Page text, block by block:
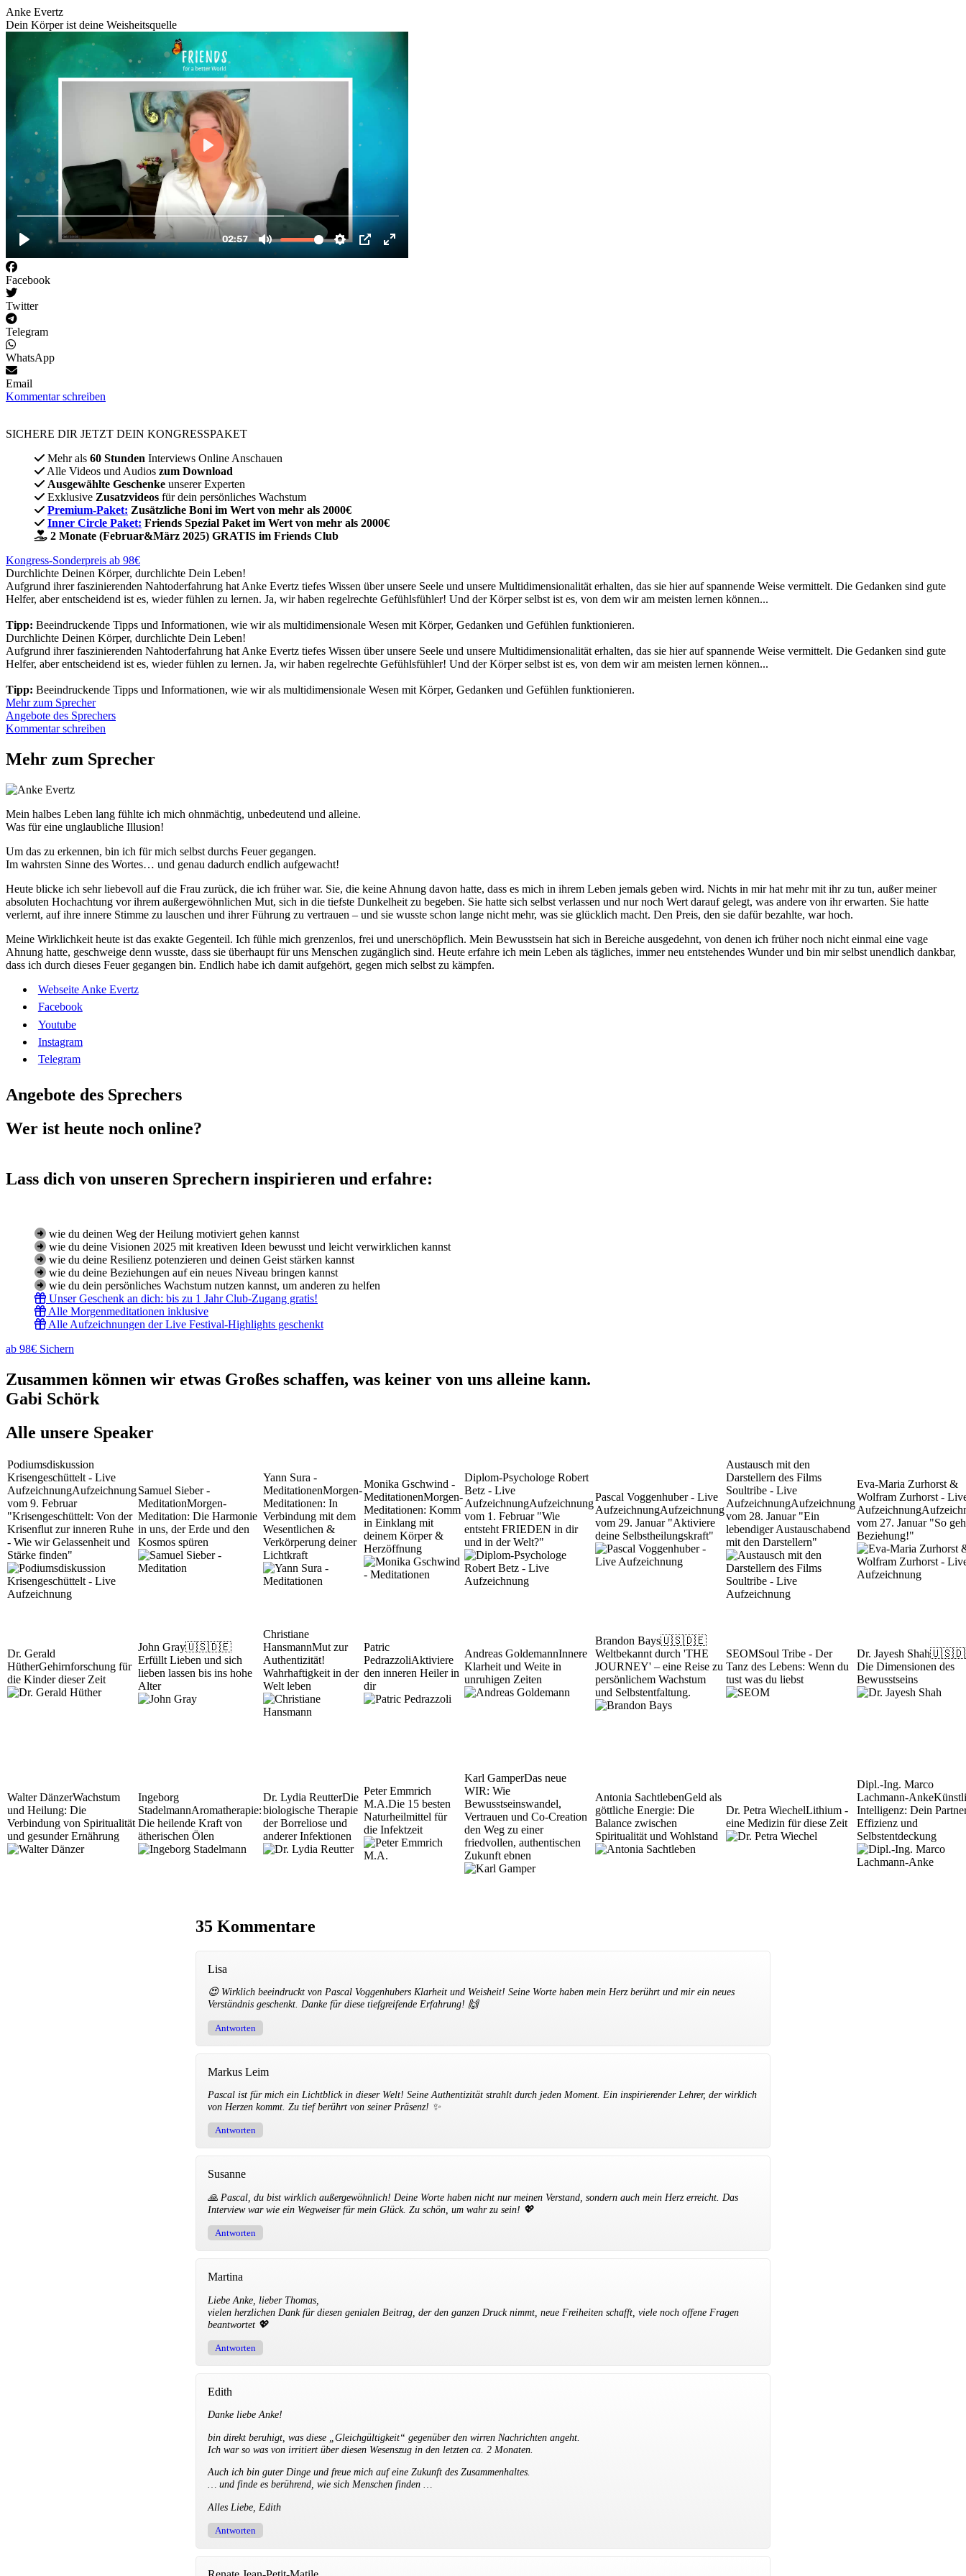
Anke Evertz
Dein Körper ist deine Weisheitsquelle
Facebook
Twitter
Telegram
WhatsApp
Email
Kommentar schreiben
SICHERE DIR JETZT DEIN KONGRESSPAKET​
Mehr als 60 Stunden Interviews Online Anschauen
Alle Videos und Audios zum Download
Ausgewählte Geschenke unserer Experten
Exklusive Zusatzvideos für dein persönliches Wachstum
Premium-Paket: Zusätzliche Boni im Wert von mehr als 2000€
Inner Circle Paket: Friends Spezial Paket im Wert von mehr als 2000€
2 Monate (Februar&März 2025) GRATIS im Friends Club
Kongress-Sonderpreis ab 98€
Durchlichte Deinen Körper, durchlichte Dein Leben!
Aufgrund ihrer faszinierenden Nahtoderfahrung hat Anke Evertz tiefes Wissen über unsere Seele und unsere Multidimensionalität erhalten, das sie hier auf spannende Weise vermittelt. Die Gedanken sind gute
Helfer, aber entscheidend ist es, wieder fühlen zu lernen. Ja, wir haben regelrechte Gefühlsfühler! Und der Körper selbst ist es, von dem wir am meisten lernen können...
Tipp: Beeindruckende Tipps und Informationen, wie wir als multidimensionale Wesen mit Körper, Gedanken und Gefühlen funktionieren.
Durchlichte Deinen Körper, durchlichte Dein Leben!
Aufgrund ihrer faszinierenden Nahtoderfahrung hat Anke Evertz tiefes Wissen über unsere Seele und unsere Multidimensionalität erhalten, das sie hier auf spannende Weise vermittelt. Die Gedanken sind gute
Helfer, aber entscheidend ist es, wieder fühlen zu lernen. Ja, wir haben regelrechte Gefühlsfühler! Und der Körper selbst ist es, von dem wir am meisten lernen können...
Tipp: Beeindruckende Tipps und Informationen, wie wir als multidimensionale Wesen mit Körper, Gedanken und Gefühlen funktionieren.
Mehr zum Sprecher
Angebote des Sprechers
Kommentar schreiben
Mehr zum Sprecher
Mein halbes Leben lang fühlte ich mich ohnmächtig, unbedeutend und alleine.
Was für eine unglaubliche Illusion!
Um das zu erkennen, bin ich für mich selbst durchs Feuer gegangen.
Im wahrsten Sinne des Wortes… und genau dadurch endlich aufgewacht!
Heute blicke ich sehr liebevoll auf die Frau zurück, die ich früher war. Sie, die keine Ahnung davon hatte, dass es mich in ihrem Leben jemals geben wird. Nichts in mir hat mehr mit ihr zu tun, außer meiner
absoluten Hochachtung vor ihrem außergewöhnlichen Mut, sich in die tiefste Dunkelheit zu begeben. Sie hatte sich selbst verlassen und nur noch Wert darauf gelegt, was andere von ihr erwarten. Sie hatte
verlernt, auf ihre innere Stimme zu lauschen und ihrer Führung zu vertrauen – und sie wusste schon lange nicht mehr, was sie glücklich macht. Den Preis, den sie dafür bezahlte, war hoch.
Meine Wirklichkeit heute ist das exakte Gegenteil. Ich fühle mich grenzenlos, frei und unerschöpflich. Mein Bewusstsein hat sich in Bereiche ausgedehnt, von denen ich früher noch nicht einmal eine vage
Ahnung hatte, geschweige denn wusste, dass sie überhaupt für uns Menschen zugänglich sind. Heute erfahre ich mein Leben als tägliches, immer neu entstehendes Wunder und bin mir selbst unendlich dankbar,
dass ich durch dieses Feuer gegangen bin. Endlich habe ich damit aufgehört, gegen mich selbst zu kämpfen.
Webseite Anke Evertz
Facebook
Youtube
Instagram
Telegram
Angebote des Sprechers
Wer ist heute noch online?
Lass dich von unseren Sprechern inspirieren und erfahre:
wie du deinen Weg der Heilung motiviert gehen kannst
wie du deine Visionen 2025 mit kreativen Ideen bewusst und leicht verwirklichen kannst
wie du deine Resilienz potenzieren und deinen Geist stärken kannst
wie du deine Beziehungen auf ein neues Niveau bringen kannst
wie du dein persönliches Wachstum nutzen kannst, um anderen zu helfen
Unser Geschenk an dich: bis zu 1 Jahr Club-Zugang gratis!
Alle Morgenmeditationen inklusive
Alle Aufzeichnungen der Live Festival-Highlights geschenkt
ab 98€ Sichern
Zusammen können wir etwas Großes schaffen, was keiner von uns alleine kann.
Gabi Schörk
Alle unsere Speaker
Podiumsdiskussion
Krisengeschüttelt - Live
AufzeichnungAufzeichnung
vom 9. Februar
"Krisengeschüttelt: Von der
Krisenflut zur inneren Ruhe
- Wie wir Gelassenheit und
Stärke finden"
Samuel Sieber -
MeditationMorgen-
Meditation: Die Harmonie
in uns, der Erde und den
Kosmos spüren
Yann Sura -
MeditationenMorgen-
Meditationen: In
Verbindung mit dem
Wesentlichen &
Verkörperung deiner
Lichtkraft
Monika Gschwind -
MeditationenMorgen-
Meditationen: Komm
in Einklang mit
deinem Körper &
Herzöffnung
Diplom-Psychologe Robert
Betz - Live
AufzeichnungAufzeichnung
vom 1. Februar "Wie
entsteht FRIEDEN in dir
und in der Welt?"
Pascal Voggenhuber - Live
AufzeichnungAufzeichnung
vom 29. Januar "Aktiviere
deine Selbstheilungskraft"
Austausch mit den
Darstellern des Films
Soultribe - Live
AufzeichnungAufzeichnung
vom 28. Januar "Ein
lebendiger Austauschabend
mit den Darstellern"
Eva-Maria Zurhorst &
Wolfram Zurhorst -
Aufzeichnung
vom 27. Januar "So
Beziehung!"
Dr. Gerald
HütherGehirnforschung für
die Kinder dieser Zeit
John Gray🇺🇸🇩🇪
Erfüllt Lieben und sich
lieben lassen bis ins hohe
Alter
Christiane
HansmannMut zur
Authentizität!
Wahrhaftigkeit in der
Welt leben
Patric
PedrazzoliAktiviere
den inneren Heiler in
dir
Andreas GoldemannInnere
Klarheit und Weite in
unruhigen Zeiten
Brandon Bays🇺🇸🇩🇪
Weltbekannt durch 'THE
JOURNEY' – eine Reise zu
persönlichem Wachstum
und Selbstentfaltung.
SEOMSoul Tribe - Der
Tanz des Lebens: Wenn du
tust was du liebst
Dr. Jayesh Shah
Die Dimensionen des
Bewusstseins
Walter DänzerWachstum
und Heilung: Die
Verbindung von Spiritualität
und gesunder Ernährung
Ingeborg
StadelmannAromatherapie:
Die heilende Kraft von
ätherischen Ölen
Dr. Lydia ReutterDie
biologische Therapie
der Borreliose und
anderer Infektionen
Peter Emmrich
M.A.Die 15 besten
Naturheilmittel für
die Infektzeit
Karl GamperDas neue
WIR: Wie
Bewusstseinswandel,
Vertrauen und Co-Creation
den Weg zu einer
friedvollen, authentischen
Zukunft ebnen
Antonia SachtlebenGeld als
göttliche Energie: Die
Balance zwischen
Spiritualität und Wohlstand
Dr. Petra WiechelLithium -
eine Medizin für diese Zeit
Dipl.-Ing. Marco
Lachmann-Anke
Intelligenz: Dein
Effizienz und
Selbstentdeckung
35 Kommentare
Lisa
😍 Wirklich beeindruckt von Pascal Voggenhubers Klarheit und Weisheit! Seine Worte haben mein Herz berührt und mir ein neues
Verständnis geschenkt. Danke für diese tiefgreifende Erfahrung! 🙌
Antworten
Markus Leim
Pascal ist für mich ein Lichtblick in dieser Welt! Seine Authentizität strahlt durch jeden Moment. Ein inspirierender Lehrer, der wirklich
von Herzen kommt. Zu tief berührt von seiner Präsenz! ✨
Antworten
Susanne
🙏 Pascal, du bist wirklich außergewöhnlich! Deine Worte haben nicht nur meinen Verstand, sondern auch mein Herz erreicht. Das
Interview war wie ein Wegweiser für mein Glück. Zu schön, um wahr zu sein! 💖
Antworten
Martina
Liebe Anke, lieber Thomas,
vielen herzlichen Dank für diesen genialen Beitrag, der den ganzen Druck nimmt, neue Freiheiten schafft, viele noch offene Fragen
beantwortet 💖
Antworten
Edith
Danke liebe Anke!
bin direkt beruhigt, was diese „Gleichgültigkeit“ gegenüber den wirren Nachrichten angeht.
Ich war so was von irritiert über diesen Wesenszug in den letzten ca. 2 Monaten.
Auch ich bin guter Dinge und freue mich auf eine Zukunft des Zusammenhaltes.
… und finde es berührend, wie sich Menschen finden …
Alles Liebe, Edith
Antworten